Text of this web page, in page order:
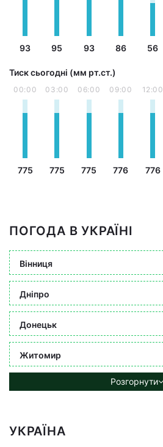
93 95 93 86 56
Тиск сьогодні (мм рт.ст.)
00:00
775
03:00
775
06:00
775
09:00
776
12:00
776
ПОГОДА В УКРАЇНІ
Вінниця
Дніпро
Донецьк
Житомир
Розгорнути
УКРАЇНА